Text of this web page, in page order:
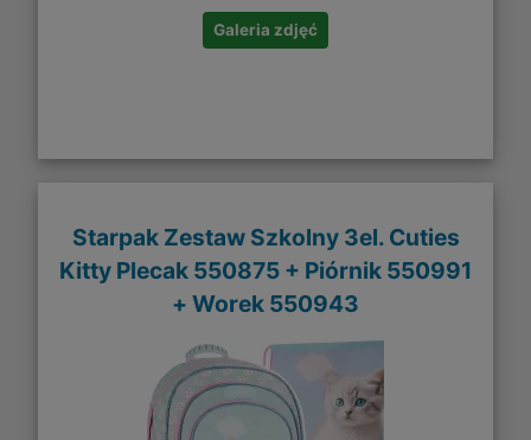
Galeria zdjęć
Starpak Zestaw Szkolny 3el. Cuties
Kitty Plecak 550875 + Piórnik 550991
+ Worek 550943